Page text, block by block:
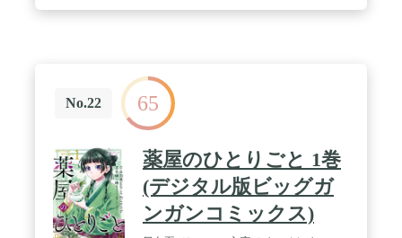
No.22 65
薬屋のひとりごと 1巻
(デジタル版ビッグガ
ンガンコミックス)